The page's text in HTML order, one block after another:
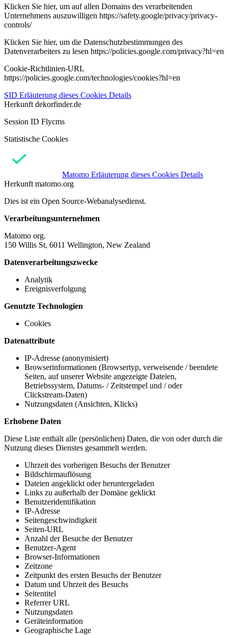
Klicken Sie hier, um auf allen Domains des verarbeitenden
Unternehmens auszuwilligen https://safety.google/privacy/privacy-
controls/
Klicken Sie hier, um die Datenschutzbestimmungen des
Datenverarbeiters zu lesen https://policies.google.com/privacy?hl=en
Cookie-Richtlinien-URL
https://policies.google.com/technologies/cookies?hl=en
SID Erläuterung dieses Cookies Details
Herkunft dekorfinder.de
Session ID Flycms
Statistische Cookies
Matomo Erläuterung dieses Cookies Details
Herkunft matomo.org
Dies ist ein Open Source-Webanalysedienst.
Verarbeitungsunternehmen
Matomo org.
150 Willis St, 6011 Wellington, New Zealand
Datenverarbeitungszwecke
Analytik
Ereignisverfolgung
Genutzte Technologien
Cookies
Datenattribute
IP-Adresse (anonymisiert)
Browserinformationen (Browsertyp, verweisende / beendete
Seiten, auf unserer Website angezeigte Dateien,
Betriebssystem, Datums- / Zeitstempel und / oder
Clickstream-Daten)
Nutzungsdaten (Ansichten, Klicks)
Erhobene Daten
Diese Liste enthält alle (persönlichen) Daten, die von oder durch die
Nutzung dieses Dienstes gesammelt werden.
Uhrzeit des vorherigen Besuchs der Benutzer
Bildschirmauflösung
Dateien angeklickt oder heruntergeladen
Links zu außerhalb der Domäne geklickt
Benutzeridentifikation
IP-Adresse
Seitengeschwindigkeit
Seiten-URL
Anzahl der Besuche der Benutzer
Benutzer-Agent
Browser-Informationen
Zeitzone
Zeitpunkt des ersten Besuchs der Benutzer
Datum und Uhrzeit des Besuchs
Seitentitel
Referrer URL
Nutzungsdaten
Geräteinformation
Geographische Lage